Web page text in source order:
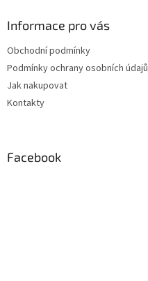
Informace pro vás
Obchodní podmínky
Podmínky ochrany osobních údajů
Jak nakupovat
Kontakty
Facebook